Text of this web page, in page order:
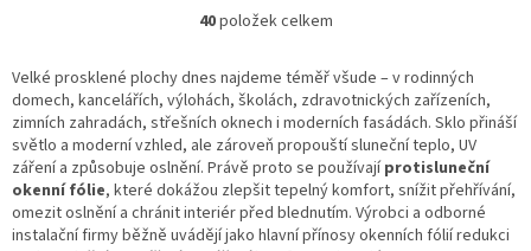
sluneční energie 32%
neutrální TLOUŠŤKA: 55
micronů Záruka výrobce
10 let
sluneční energie 59%
CHAMPAGNE TLOUŠŤKA:
55 micronů Záruka
výrobce 10 let
O
l
á
d
a
c
í
p
r
40položek celkem
Velké prosklené plochy dnes najdeme téměř všude – v rodinných
domech, kancelářích, výlohách, školách, zdravotnických zařízeních,
zimních zahradách, střešních oknech i moderních fasádách. Sklo přináší
světlo a moderní vzhled, ale zároveň propouští sluneční teplo, UV
záření a způsobuje oslnění. Právě proto se používajíprotisluneční
okenní fólie, které dokážou zlepšit tepelný komfort, snížit přehřívání,
omezit oslnění a chránit interiér před blednutím. Výrobci a odborné
instalační firmy běžně uvádějí jako hlavní přínosy okenních fólií redukci